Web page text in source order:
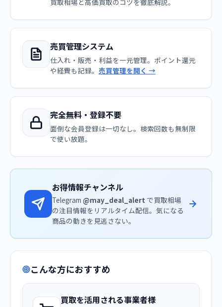
買取相場と高価買取のコツを徹底解説。
売買管理システム
仕入れ・販売・利益を一元管理。ポイント還元
や経費も記録。 売買管理を開く →
完全無料・登録不要
面倒な会員登録は一切なし。検索回数も無制限
で使い放題。
お得情報チャンネル
Telegram @may_deal_alert で買取相場
の注目情報をリアルタイム配信。気になる
商品の動きを見逃さない。
こんな方におすすめ
買取を活用される事業者様